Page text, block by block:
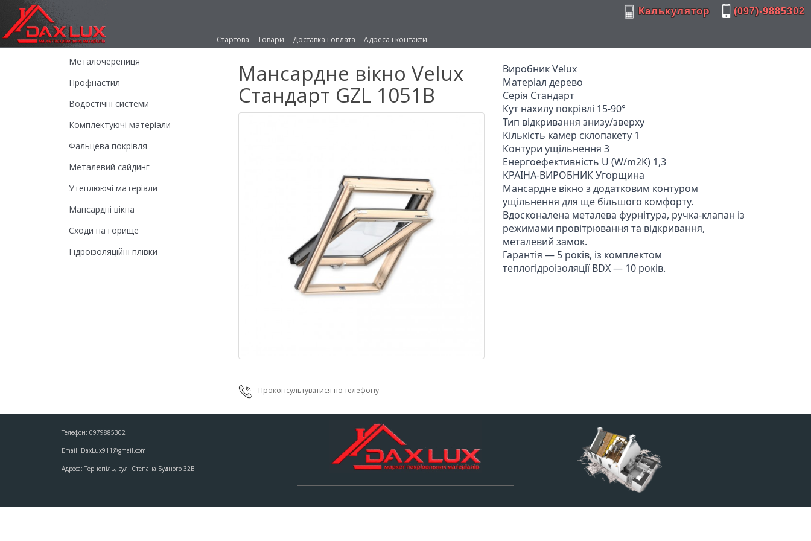
(097)-9885302
Калькулятор
Стартова Товари Доставка і оплата Адреса і контакти
Металочерепиця
Профнастил
Водостічні системи
Комплектуючі матеріали
Фальцева покрівля
Металевий сайдинг
Утеплюючі матеріали
Мансардні вікна
Сходи на горище
Гідроізоляційні плівки
Мансардне вікно Velux
Стандарт GZL 1051B
Проконсультуватися по телефону
Виробник Velux
Матеріал дерево
Серія Стандарт
Кут нахилу покрівлі 15-90°
Тип відкривання знизу/зверху
Кількість камер склопакету 1
Контури ущільнення 3
Енергоефективність U (W/m2K) 1,3
КРАЇНА-ВИРОБНИК Угорщина
Мансардне вікно з додатковим контуром
ущільнення для ще більшого комфорту.
Вдосконалена металева фурнітура, ручка-клапан із
режимами провітрювання та відкривання,
металевий замок.
Гарантія — 5 років, із комплектом
теплогідроізоляції BDX — 10 років.
Телефон: 0979885302
Email: DaxLux911@gmail.com
Адреса: Тернопіль, вул. Степана Будного 32В